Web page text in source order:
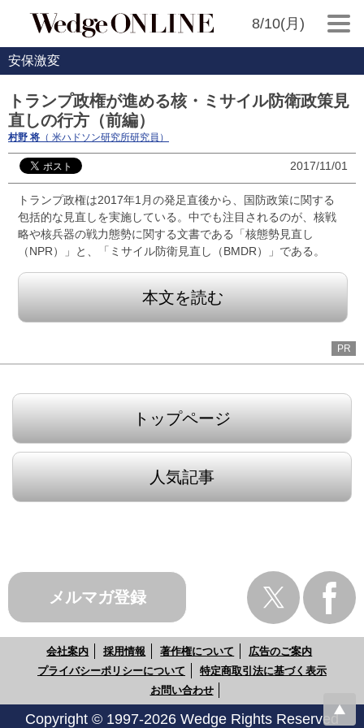
8/10(月)
安保激変
トランプ政権が進める核・ミサイル防衛政策見
直しの行方（前編）
村野 将 （ 米ハドソン研究所研究員）
2017/11/01
トランプ政権は2017年1月の発足直後から、国防政策に関する
包括的な見直しを実施している。中でも注目されるのが、核戦
略や核兵器の戦力態勢に関する文書である「核態勢見直し
（NPR）」と、「ミサイル防衛見直し（BMDR）」である。
本文を読む
PR
トップページ
人気記事
メルマガ登録
会社案内 採用情報 著作権について
広告のご案内
プライバシーポリシーについて
特定商取引法に基づく表示
お問い合わせ
Copyright © 1997-2026 Wedge Rights Reserved